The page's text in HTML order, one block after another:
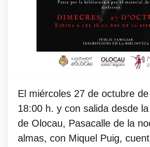
El miércoles 27 de octubre
18:00 h. y con salida desde
de Olocau, Pasacalle de la
almas, con Miquel Puig,